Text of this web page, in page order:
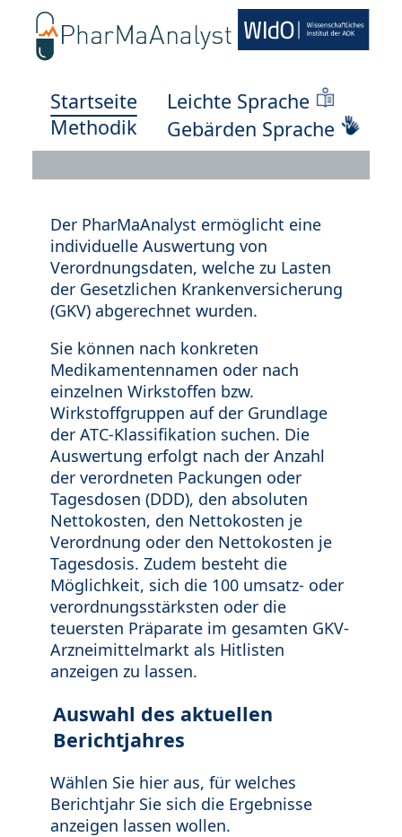
Startseite
Methodik
Leichte Sprache
Gebärden Sprache
Der PharMaAnalyst ermöglicht eine
individuelle Auswertung von
Verordnungsdaten, welche zu Lasten
der Gesetzlichen Krankenversicherung
(GKV) abgerechnet wurden.
Sie können nach konkreten
Medikamentennamen oder nach
einzelnen Wirkstoffen bzw.
Wirkstoffgruppen auf der Grundlage
der ATC-Klassifikation suchen. Die
Auswertung erfolgt nach der Anzahl
der verordneten Packungen oder
Tagesdosen (DDD), den absoluten
Nettokosten, den Nettokosten je
Verordnung oder den Nettokosten je
Tagesdosis. Zudem besteht die
Möglichkeit, sich die 100 umsatz- oder
verordnungsstärksten oder die
teuersten Präparate im gesamten GKV-
Arzneimittelmarkt als Hitlisten
anzeigen zu lassen.
Auswahl des aktuellen
Berichtjahres
Wählen Sie hier aus, für welches
Berichtjahr Sie sich die Ergebnisse
anzeigen lassen wollen.